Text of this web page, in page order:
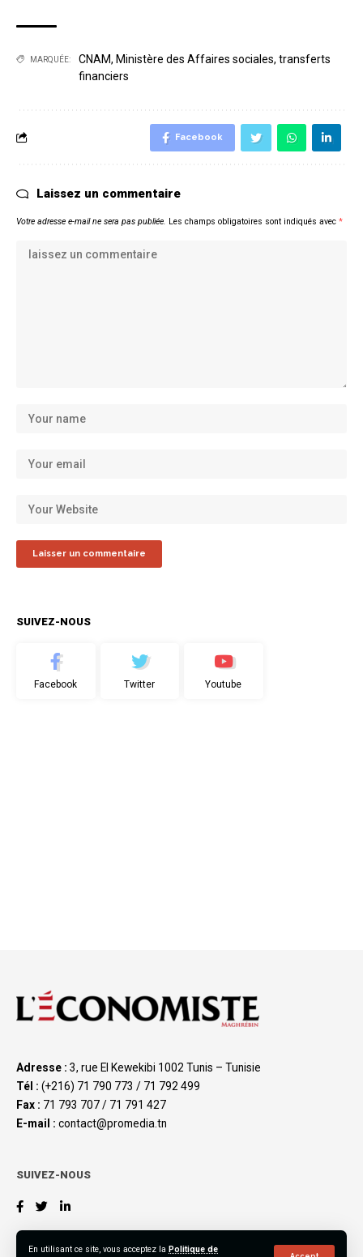
En utilisant ce site, vous acceptez la Politique de
MARQUÉE: CNAM, Ministère des Affaires sociales, transferts
financiers
Facebook
Laissez un commentaire
Votre adresse e-mail ne sera pas publiée. Les champs obligatoires sont indiqués avec *
SUIVEZ-NOUS
Facebook Twitter Youtube
Adresse : 3, rue El Kewekibi 1002 Tunis – Tunisie
Tél : (+216) 71 790 773 / 71 792 499
Fax : 71 793 707 / 71 791 427
E-mail : contact@promedia.tn
SUIVEZ-NOUS